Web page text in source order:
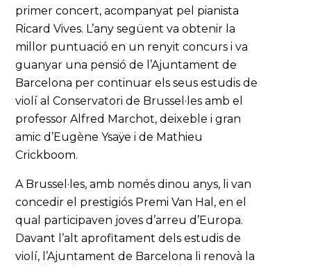
primer concert, acompanyat pel pianista
Ricard Vives. L’any següent va obtenir la
millor puntuació en un renyit concurs i va
guanyar una pensió de l’Ajuntament de
Barcelona per continuar els seus estudis de
violí al Conservatori de Brussel·les amb el
professor Alfred Marchot, deixeble i gran
amic d’Eugène Ysaÿe i de Mathieu
Crickboom.
A Brussel·les, amb només dinou anys, li van
concedir el prestigiós Premi Van Hal, en el
qual participaven joves d’arreu d’Europa.
Davant l’alt aprofitament dels estudis de
violí, l’Ajuntament de Barcelona li renovà la